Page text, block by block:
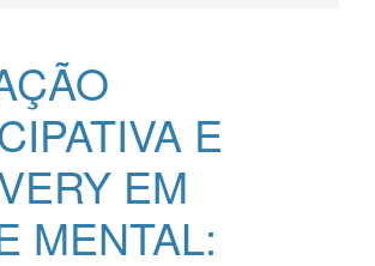
E
EM
MENTAL: